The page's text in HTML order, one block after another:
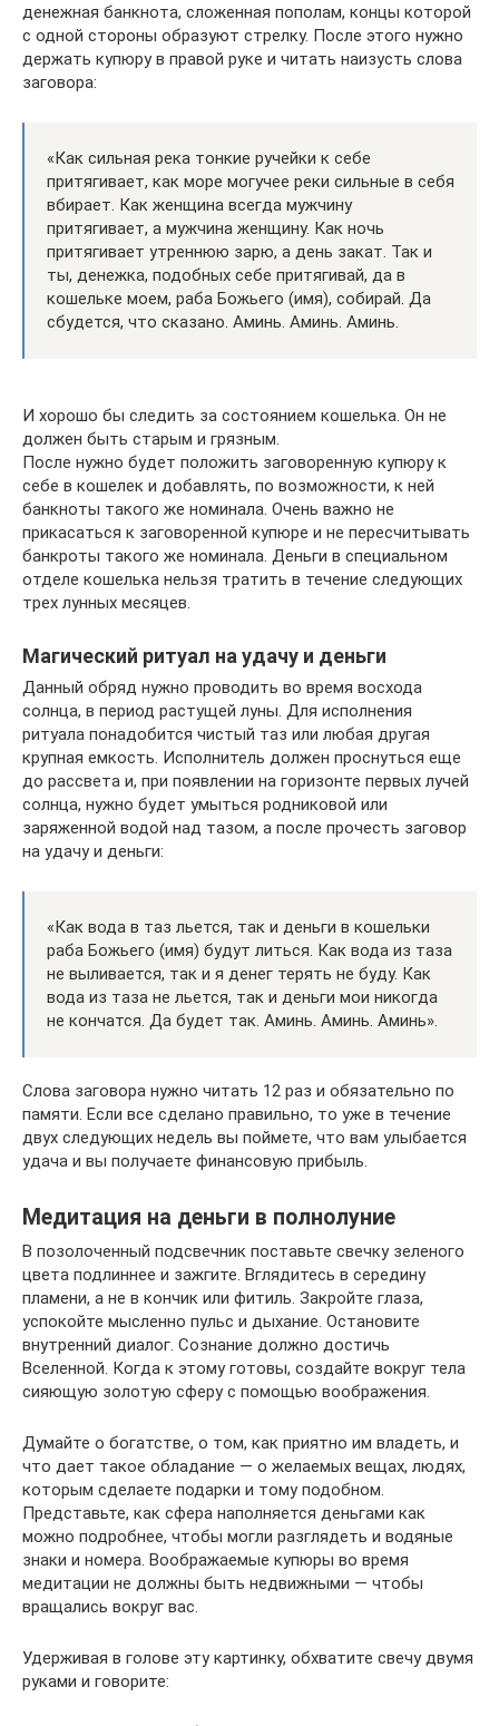
денежная банкнота, сложенная пополам, концы которой
с одной стороны образуют стрелку. После этого нужно
держать купюру в правой руке и читать наизусть слова
заговора:
«Как сильная река тонкие ручейки к себе
притягивает, как море могучее реки сильные в себя
вбирает. Как женщина всегда мужчину
притягивает, а мужчина женщину. Как ночь
притягивает утреннюю зарю, а день закат. Так и
ты, денежка, подобных себе притягивай, да в
кошельке моем, раба Божьего (имя), собирай. Да
сбудется, что сказано. Аминь. Аминь. Аминь.
И хорошо бы следить за состоянием кошелька. Он не
должен быть старым и грязным.
После нужно будет положить заговоренную купюру к
себе в кошелек и добавлять, по возможности, к ней
банкноты такого же номинала. Очень важно не
прикасаться к заговоренной купюре и не пересчитывать
банкроты такого же номинала. Деньги в специальном
отделе кошелька нельзя тратить в течение следующих
трех лунных месяцев.
Магический ритуал на удачу и деньги
Данный обряд нужно проводить во время восхода
солнца, в период растущей луны. Для исполнения
ритуала понадобится чистый таз или любая другая
крупная емкость. Исполнитель должен проснуться еще
до рассвета и, при появлении на горизонте первых лучей
солнца, нужно будет умыться родниковой или
заряженной водой над тазом, а после прочесть заговор
на удачу и деньги:
«Как вода в таз льется, так и деньги в кошельки
раба Божьего (имя) будут литься. Как вода из таза
не выливается, так и я денег терять не буду. Как
вода из таза не льется, так и деньги мои никогда
не кончатся. Да будет так. Аминь. Аминь. Аминь».
Слова заговора нужно читать 12 раз и обязательно по
памяти. Если все сделано правильно, то уже в течение
двух следующих недель вы поймете, что вам улыбается
удача и вы получаете финансовую прибыль.
Медитация на деньги в полнолуние
В позолоченный подсвечник поставьте свечку зеленого
цвета подлиннее и зажгите. Вглядитесь в середину
пламени, а не в кончик или фитиль. Закройте глаза,
успокойте мысленно пульс и дыхание. Остановите
внутренний диалог. Сознание должно достичь
Вселенной. Когда к этому готовы, создайте вокруг тела
сияющую золотую сферу с помощью воображения.
Думайте о богатстве, о том, как приятно им владеть, и
что дает такое обладание — о желаемых вещах, людях,
которым сделаете подарки и тому подобном.
Представьте, как сфера наполняется деньгами как
можно подробнее, чтобы могли разглядеть и водяные
знаки и номера. Воображаемые купюры во время
медитации не должны быть недвижными — чтобы
вращались вокруг вас.
Удерживая в голове эту картинку, обхватите свечу двумя
руками и говорите: